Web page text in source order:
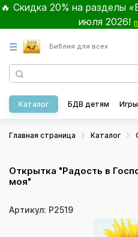
🔥 Скидка 20% на разделы
июля 2026!
☰ Библия для всех
Каталог БДВ детям Игры
Главная страница Каталог
Открытка "Радость в
моя"
Артикул: Р2519